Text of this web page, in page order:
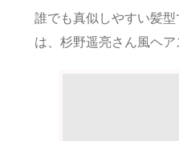
誰でも真似しやすい髪
は、杉野遥亮さん風ヘ